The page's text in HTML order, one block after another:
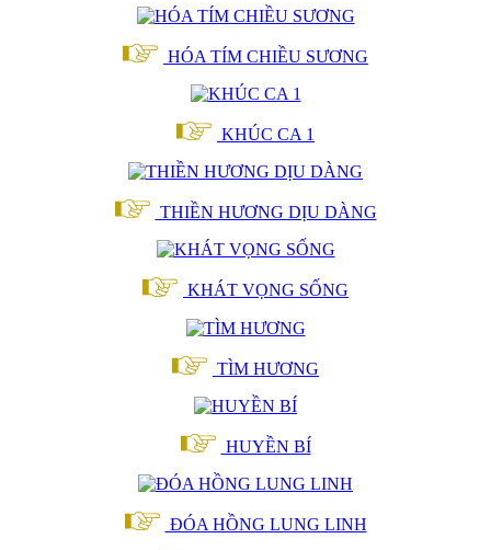
HÓA TÍM CHIỀU SƯƠNG
KHÚC CA 1
THIỀN HƯƠNG DỊU DÀNG
KHÁT VỌNG SỐNG
TÌM HƯƠNG
HUYỀN BÍ
ĐÓA HỒNG LUNG LINH